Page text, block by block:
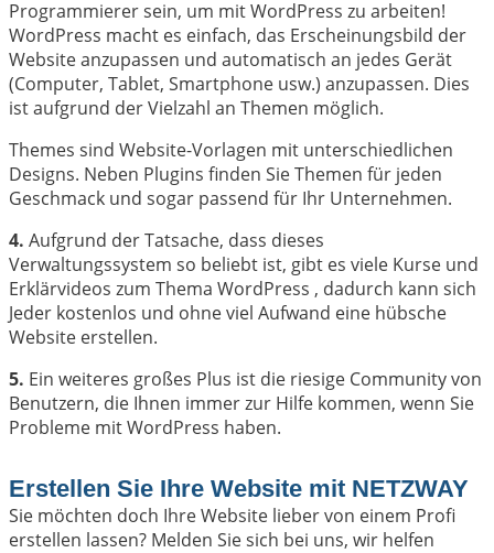
Programmierer sein, um mit WordPress zu arbeiten!
WordPress macht es einfach, das Erscheinungsbild der
Website anzupassen und automatisch an jedes Gerät
(Computer, Tablet, Smartphone usw.) anzupassen. Dies
ist aufgrund der Vielzahl an Themen möglich.
Themes sind Website-Vorlagen mit unterschiedlichen
Designs. Neben Plugins finden Sie Themen für jeden
Geschmack und sogar passend für Ihr Unternehmen.
4. Aufgrund der Tatsache, dass dieses
Verwaltungssystem so beliebt ist, gibt es viele Kurse und
Erklärvideos zum Thema WordPress , dadurch kann sich
Jeder kostenlos und ohne viel Aufwand eine hübsche
Website erstellen.
5. Ein weiteres großes Plus ist die riesige Community von
Benutzern, die Ihnen immer zur Hilfe kommen, wenn Sie
Probleme mit WordPress haben.
Erstellen Sie Ihre Website mit NETZWAY
Sie möchten doch Ihre Website lieber von einem Profi
erstellen lassen? Melden Sie sich bei uns, wir helfen